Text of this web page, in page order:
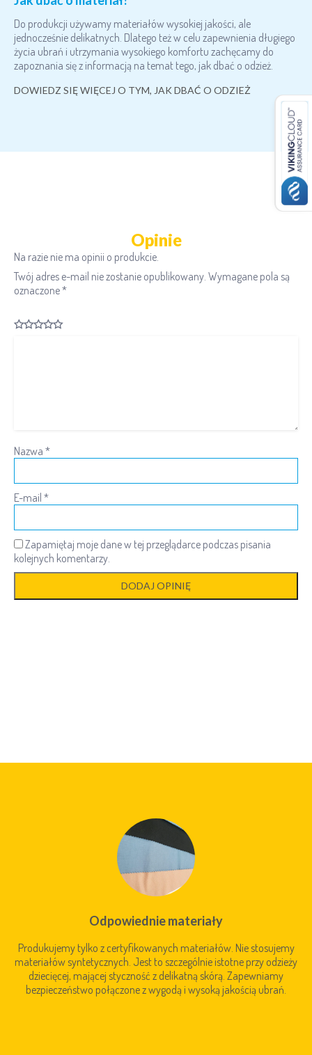
Do produkcji używamy materiałów wysokiej jakości, ale
jednocześnie delikatnych. Dlatego też w celu zapewnienia długiego
życia ubrań i utrzymania wysokiego komfortu zachęcamy do
zapoznania się z informacją na temat tego, jak dbać o odzież.
DOWIEDZ SIĘ WIĘCEJ O TYM, JAK DBAĆ O ODZIEŻ
Opinie
Na razie nie ma opinii o produkcie.
Twój adres e-mail nie zostanie opublikowany. Wymagane pola są
oznaczone*
Nazwa *
E-mail *
Zapamiętaj moje dane w tej przeglądarce podczas pisania
kolejnych komentarzy.
Odpowiednie materiały
Produkujemy tylko z certyfikowanych materiałów. Nie stosujemy
materiałów syntetycznych. Jest to szczególnie istotne przy odzieży
dziecięcej, mającej styczność z delikatną skórą. Zapewniamy
bezpieczeństwo połączone z wygodą i wysoką jakością ubrań.